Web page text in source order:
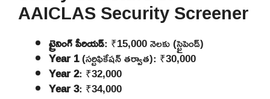
AAICLAS Security Screener
ట్రైనింగ్ పీరియడ్: ₹15,000 నెలకు (స్టైపెండ్)
Year 1(సర్టిఫికేషన్ తర్వాత): ₹30,000
Year 2: ₹32,000
Year 3: ₹34,000